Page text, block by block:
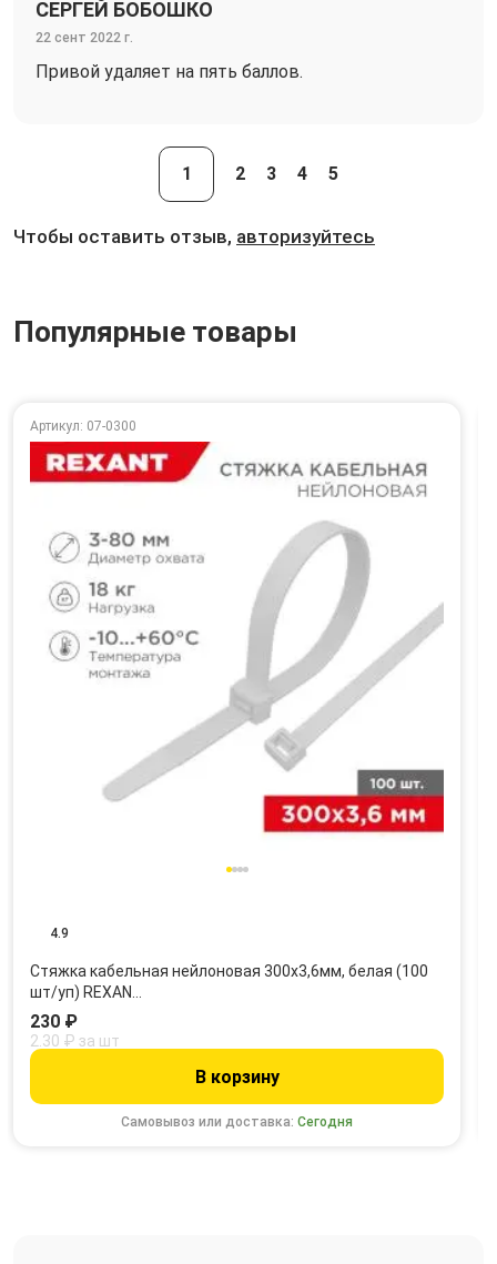
СЕРГЕЙ БОБОШКО
22 сент 2022 г.
Привой удаляет на пять баллов.
1 2 3 4 5
Чтобы оставить отзыв, авторизуйтесь
Популярные товары
Артикул: 07-0300
4.9
Стяжка кабельная нейлоновая 300x3,6мм, белая (100
шт/уп) REXAN…
Самовывоз или доставка:Сегодня
230 ₽
2.30 ₽ за шт
В корзину